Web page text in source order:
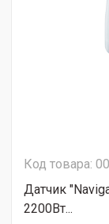
Код товара:
Датчик
2200Вт...